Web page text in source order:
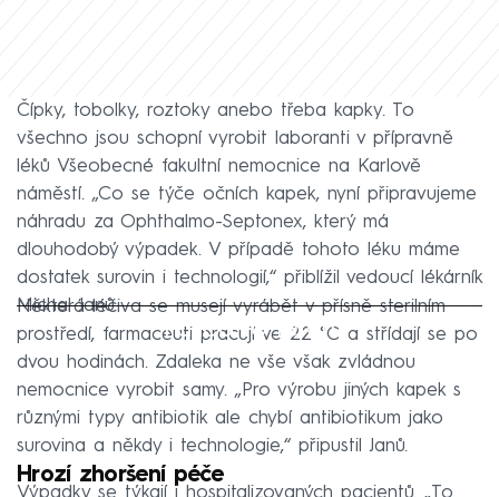
Čípky, tobolky, roztoky anebo třeba kapky. To
všechno jsou schopní vyrobit laboranti v přípravně
léků Všeobecné fakultní nemocnice na Karlově
náměstí. „Co se týče očních kapek, nyní připravujeme
náhradu za Ophthalmo-Septonex, který má
dlouhodobý výpadek. V případě tohoto léku máme
dostatek surovin i technologií,“ přiblížil vedoucí lékárník
Michal Janů.
Failed to fetch
Některá léčiva se musejí vyrábět v přísně sterilním
prostředí, farmaceuti pracují ve 22 °C a střídají se po
dvou hodinách. Zdaleka ne vše však zvládnou
nemocnice vyrobit samy. „Pro výrobu jiných kapek s
různými typy antibiotik ale chybí antibiotikum jako
surovina a někdy i technologie,“ připustil Janů.
Hrozí zhoršení péče